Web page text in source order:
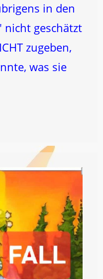
in den
geschätzt
zugeben,
was sie